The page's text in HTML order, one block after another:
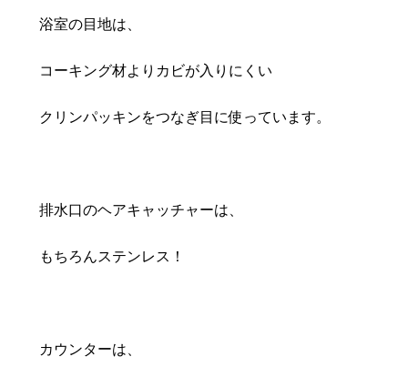
浴室の目地は、
コーキング材よりカビが入りにくい
クリンパッキンをつなぎ目に使っています。
排水口のヘアキャッチャーは、
もちろんステンレス！
カウンターは、